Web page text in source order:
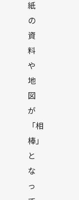
紙
の
資
料
や
地
図
が
「相
棒」
と
な
っ